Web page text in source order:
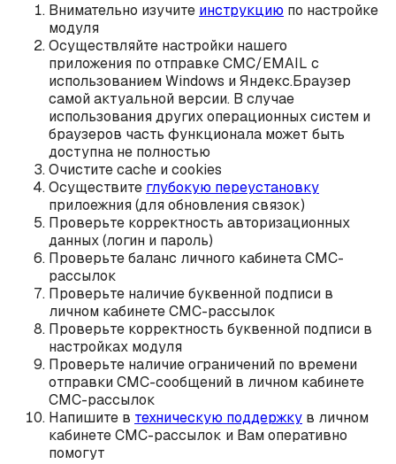
Внимательно изучите инструкцию по настройке
модуля
Осуществляйте настройки нашего
приложения по отправке СМС/EMAIL с
использованием Windows и Яндекс.Браузер
самой актуальной версии. В случае
использования других операционных систем и
браузеров часть функционала может быть
доступна не полностью
Очистите cache и cookies
Осуществите глубокую переустановку
прилоежния (для обновления связок)
Проверьте корректность авторизационных
данных (логин и пароль)
Проверьте баланс личного кабинета СМС-
рассылок
Проверьте наличие буквенной подписи в
личном кабинете СМС-рассылок
Проверьте корректность буквенной подписи в
настройках модуля
Проверьте наличие ограничений по времени
отправки СМС-сообщений в личном кабинете
СМС-рассылок
Напишите в техническую поддержку в личном
кабинете СМС-рассылок и Вам оперативно
помогут